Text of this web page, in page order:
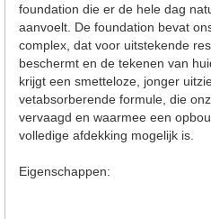
foundation die er de hele dag
aanvoelt. De foundation bevat
complex, dat voor uitstekende
beschermt en de tekenen van
krijgt een smetteloze, jonger
vetabsorberende formule, die
vervaagd en waarmee een
volledige afdekking mogelijk is.
Eigenschappen: